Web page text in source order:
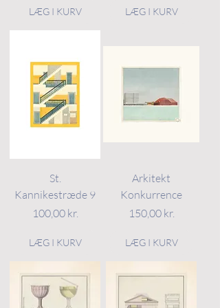
LÆG I KURV LÆG I KURV
St.
Kannikestræde 9
Pris
100,00 kr.
LÆG I KURV
Arkitekt
Konkurrence
Pris
150,00 kr.
LÆG I KURV